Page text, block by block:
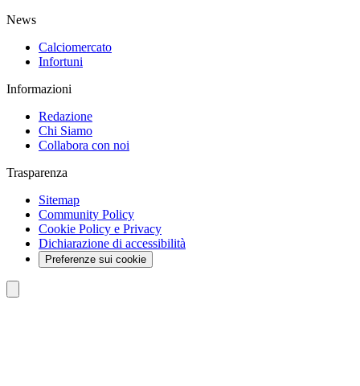
News
Calciomercato
Infortuni
Informazioni
Redazione
Chi Siamo
Collabora con noi
Trasparenza
Sitemap
Community Policy
Cookie Policy e Privacy
Dichiarazione di accessibilità
Preferenze sui cookie